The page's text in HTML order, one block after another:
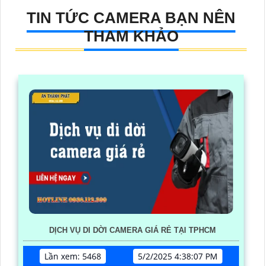
TIN TỨC CAMERA BẠN NÊN
THAM KHẢO
DỊCH VỤ DI DỜI CAMERA GIÁ RẺ TẠI TPHCM
Lần xem: 5468
5/2/2025 4:38:07 PM